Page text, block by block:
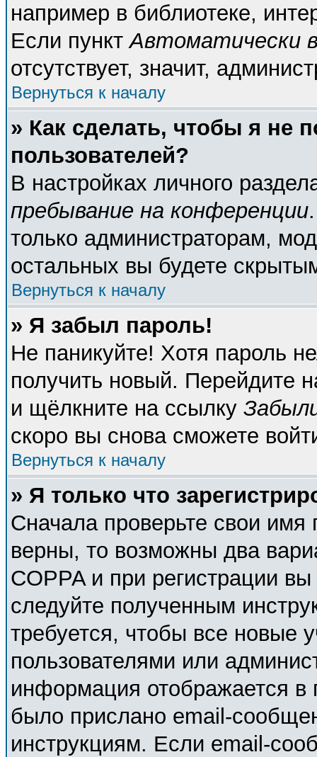
например в библиотеке,
Если пунктАвтоматически
отсутствует, значит,
Вернуться к началу
» Как сделать, чтобы я не
пользователей?
В настройках личного
пребывание на конференции
только администраторам,
остальных вы будете
Вернуться к началу
» Я забыл пароль!
Не паникуйте! Хотя пароль
получить новый. Перейдите
и щёлкните на ссылку
скоро вы снова сможете
Вернуться к началу
» Я только что
Сначала проверьте свои имя
верны, то возможны два
COPPA и при регистрации
следуйте полученным
требуется, чтобы все новые
пользователями или
информация отображается в
было прислано email-
инструкциям. Если email-